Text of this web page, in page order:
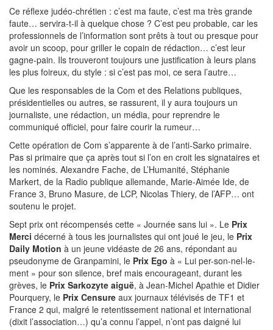
Ce réflexe judéo-chrétien : c’est ma faute, c’est ma très grande
faute… servira-t-il à quelque chose ? C’est peu probable, car les
professionnels de l’information sont prêts à tout ou presque pour
avoir un scoop, pour griller le copain de rédaction… c’est leur
gagne-pain. Ils trouveront toujours une justification à leurs plans
les plus foireux, du style : si c’est pas moi, ce sera l’autre…
Que les responsables de la Com et des Relations publiques,
présidentielles ou autres, se rassurent, il y aura toujours un
journaliste, une rédaction, un média, pour reprendre le
communiqué officiel, pour faire courir la rumeur…
Cette opération de Com s’apparente à de l’anti-Sarko primaire.
Pas si primaire que ça après tout si l’on en croit les signataires et
les nominés. Alexandre Fache, de L’Humanité, Stéphanie
Markert, de la Radio publique allemande, Marie-Aimée Ide, de
France 3, Bruno Masure, de LCP, Nicolas Thiery, de l’AFP… ont
soutenu le projet.
Sept prix ont récompensés cette « Journée sans lui ». Le Prix
Merci décerné à tous les journalistes qui ont joué le jeu, le Prix
Daily Motion à un jeune vidéaste de 26 ans, répondant au
pseudonyme de Granpamini, le Prix Ego à « Lui per-son-nel-le-
ment » pour son silence, bref mais encourageant, durant les
grèves, le Prix Sarkozyte aiguë, à Jean-Michel Apathie et Didier
Pourquery, le Prix Censure aux journaux télévisés de TF1 et
France 2 qui, malgré le retentissement national et international
(dixit l’association…) qu’a connu l’appel, n’ont pas daigné lui